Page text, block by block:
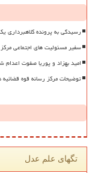
رسیدگی به پرونده کلاهبرداری یک شرکت
سفیر مسئولیت های اجتماعی
امید بهزاد و پوریا صفوت اعدام
توضیحات مرکز رسانه قوه
تگهای علم عدل